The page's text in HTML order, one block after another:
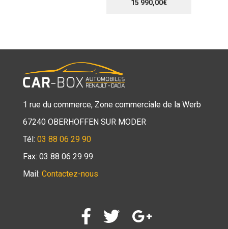
15 990,00€
1 rue du commerce, Zone commerciale de la Werb
67240 OBERHOFFEN SUR MODER
Tél: 03 88 06 29 90
Fax: 03 88 06 29 99
Mail: Contactez-nous